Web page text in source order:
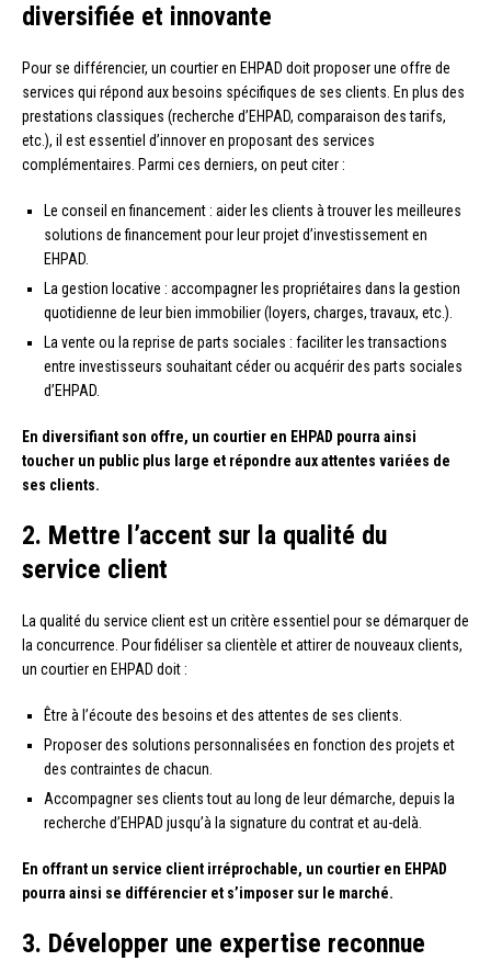
diversifiée et innovante
Pour se différencier, un courtier en EHPAD doit proposer une offre de
services qui répond aux besoins spécifiques de ses clients. En plus des
prestations classiques (recherche d’EHPAD, comparaison des tarifs,
etc.), il est essentiel d’innover en proposant des services
complémentaires. Parmi ces derniers, on peut citer :
Le conseil en financement : aider les clients à trouver les meilleures
solutions de financement pour leur projet d’investissement en
EHPAD.
La gestion locative : accompagner les propriétaires dans la gestion
quotidienne de leur bien immobilier (loyers, charges, travaux, etc.).
La vente ou la reprise de parts sociales : faciliter les transactions
entre investisseurs souhaitant céder ou acquérir des parts sociales
d’EHPAD.
En diversifiant son offre, un courtier en EHPAD pourra ainsi
toucher un public plus large et répondre aux attentes variées de
ses clients.
2. Mettre l’accent sur la qualité du
service client
La qualité du service client est un critère essentiel pour se démarquer de
la concurrence. Pour fidéliser sa clientèle et attirer de nouveaux clients,
un courtier en EHPAD doit :
Être à l’écoute des besoins et des attentes de ses clients.
Proposer des solutions personnalisées en fonction des projets et
des contraintes de chacun.
Accompagner ses clients tout au long de leur démarche, depuis la
recherche d’EHPAD jusqu’à la signature du contrat et au-delà.
En offrant un service client irréprochable, un courtier en EHPAD
pourra ainsi se différencier et s’imposer sur le marché.
3. Développer une expertise reconnue